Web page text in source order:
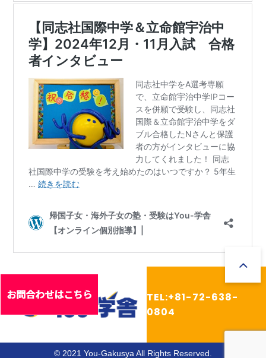
TEL:+81-72-638-
0804
© 2021 You-Gakusya All Rights Reserved.